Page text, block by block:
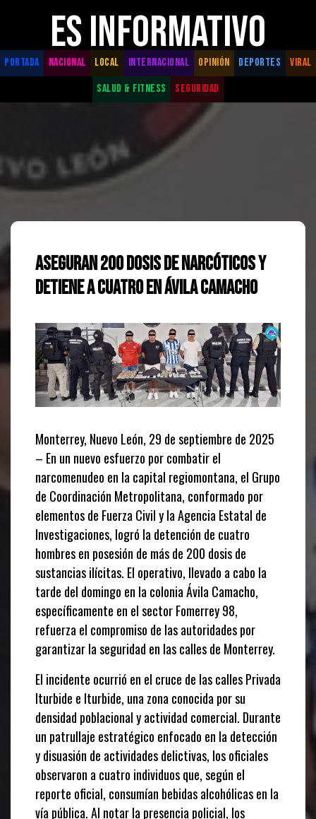
ES INFORMATIVO
PORTADA NACIONAL LOCAL INTERNACIONAL OPINIÓN DEPORTES
VIRAL
SALUD & FITNESS
SEGURIDAD
Aseguran 200 Dosis de Narcóticos y
Detiene a Cuatro en Ávila Camacho
Monterrey, Nuevo León, 29 de septiembre de 2025
– En un nuevo esfuerzo por combatir el
narcomenudeo en la capital regiomontana, el Grupo
de Coordinación Metropolitana, conformado por
elementos de Fuerza Civil y la Agencia Estatal de
Investigaciones, logró la detención de cuatro
hombres en posesión de más de 200 dosis de
sustancias ilícitas. El operativo, llevado a cabo la
tarde del domingo en la colonia Ávila Camacho,
específicamente en el sector Fomerrey 98,
refuerza el compromiso de las autoridades por
garantizar la seguridad en las calles de Monterrey.
El incidente ocurrió en el cruce de las calles Privada
Iturbide e Iturbide, una zona conocida por su
densidad poblacional y actividad comercial. Durante
un patrullaje estratégico enfocado en la detección
y disuasión de actividades delictivas, los oficiales
observaron a cuatro individuos que, según el
reporte oficial, consumían bebidas alcohólicas en la
vía pública. Al notar la presencia policial, los